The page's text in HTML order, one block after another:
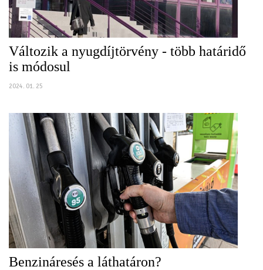
Változik a nyugdíjtörvény - több határidő
is módosul
2024. 01. 25
Benzináresés a láthatáron?